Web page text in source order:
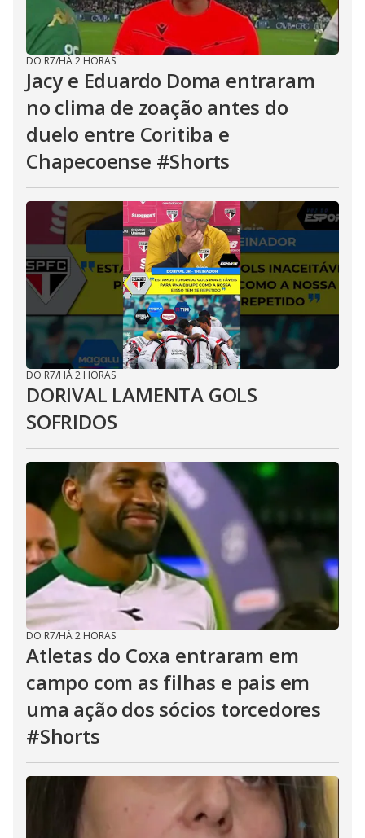
DO R7/HÁ 2 HORAS
Jacy e Eduardo Doma entraram
no clima de zoação antes do
duelo entre Coritiba e
Chapecoense #Shorts
DO R7/HÁ 2 HORAS
DORIVAL LAMENTA GOLS
SOFRIDOS
DO R7/HÁ 2 HORAS
Atletas do Coxa entraram em
campo com as filhas e pais em
uma ação dos sócios torcedores
#Shorts